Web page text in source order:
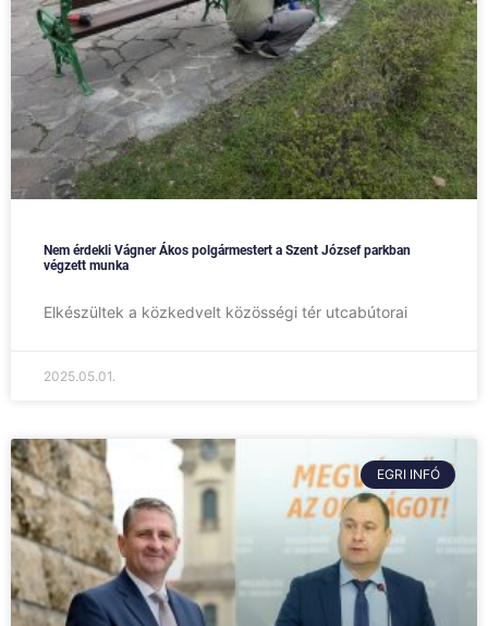
Nem érdekli Vágner Ákos polgármestert a Szent József parkban
végzett munka
Elkészültek a közkedvelt közösségi tér utcabútorai
2025.05.01.
EGRI INFÓ